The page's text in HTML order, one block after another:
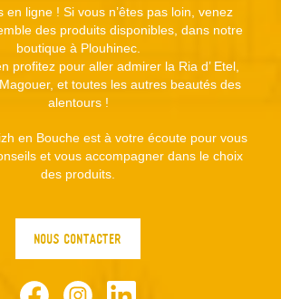
en ligne ! Si vous n’êtes pas loin, venez
des produits disponibles, dans notre
boutique à Plouhinec.
profitez pour aller admirer la Ria d’ Etel,
et toutes les autres beautés des
alentours !
en Bouche est à votre écoute pour vous
et vous accompagner dans le choix
des produits.
NOUS CONTACTER
FacebookInstagram